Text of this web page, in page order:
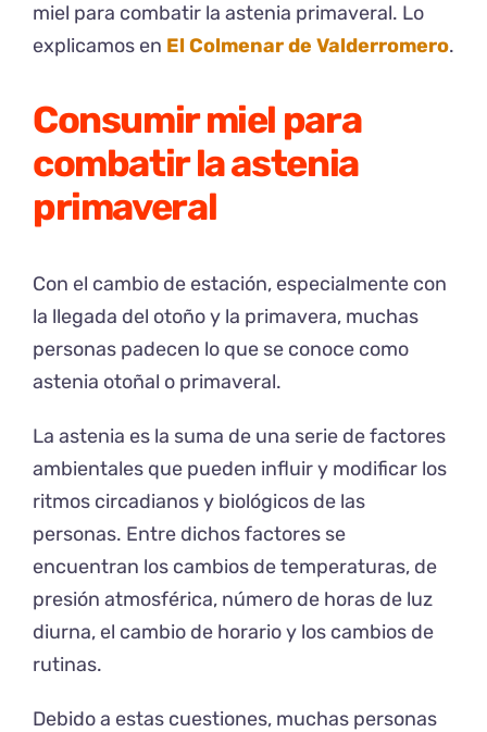
miel para combatir la astenia primaveral. Lo
explicamos en El Colmenar de Valderromero.
Consumir miel para
combatir la astenia
primaveral
Con el cambio de estación, especialmente con
la llegada del otoño y la primavera, muchas
personas padecen lo que se conoce como
astenia otoñal o primaveral.
La astenia es la suma de una serie de factores
ambientales que pueden influir y modificar los
ritmos circadianos y biológicos de las
personas. Entre dichos factores se
encuentran los cambios de temperaturas, de
presión atmosférica, número de horas de luz
diurna, el cambio de horario y los cambios de
rutinas.
Debido a estas cuestiones, muchas personas